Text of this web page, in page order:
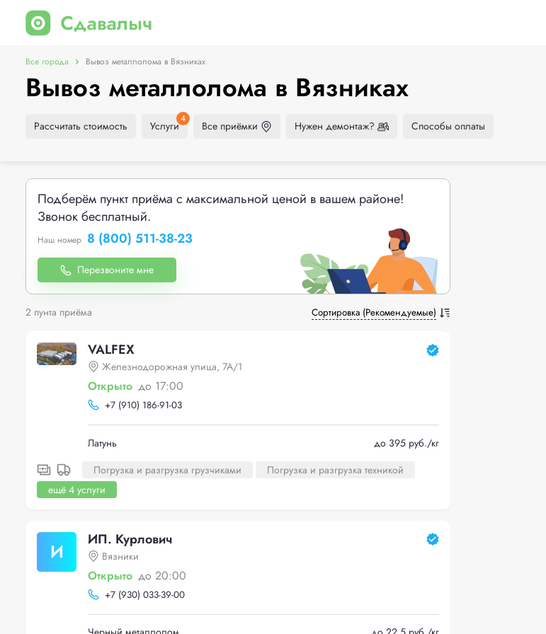
Все города Вывоз металлолома в Вязниках
Вывоз металлолома в Вязниках
Рассчитать стоимость Услуги
4
Все приёмки Нужен демонтаж? Способы оплаты
Подберём пункт приёма с максимальной ценой в вашем районе!
Звонок бесплатный.
Наш номер 8 (800) 511-38-23
Перезвоните мне
2 пунта приёма Сортировка (Рекомендуемые)
VALFEX
Железнодорожная улица, 7А/1
Открыто до 17:00
+7 (910) 186-91-03
Латунь
до 395 руб./кг
Погрузка и разгрузка грузчиками
Погрузка и разгрузка техникой
ещё 4 услуги
И ИП. Курлович
Вязники
Открыто до 20:00
+7 (930) 033-39-00